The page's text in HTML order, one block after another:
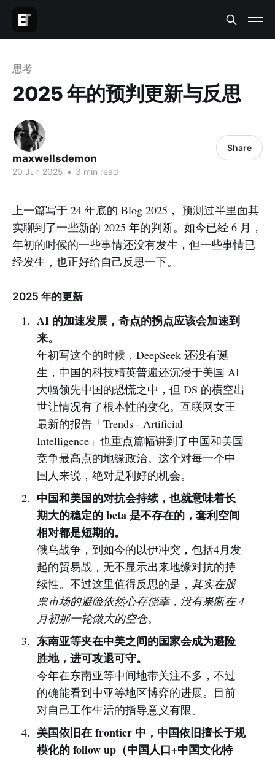
思考
2025 年的预判更新与反思
maxwellsdemon
20 Jun 2025 • 3 min read
Share
上一篇写于 24 年底的 Blog 2025， 预测过半里面其
实聊到了一些新的 2025 年的判断。如今已经 6 月，
年初的时候的一些事情还没有发生，但一些事情已
经发生，也正好给自己反思一下。
2025 年的更新
AI 的加速发展，奇点的拐点应该会加速到
来。
年初写这个的时候，DeepSeek 还没有诞
生，中国的科技精英普遍还沉浸于美国 AI
大幅领先中国的恐慌之中，但 DS 的横空出
世让情况有了根本性的变化。互联网女王
最新的报告「Trends - Artificial
Intelligence」也重点篇幅讲到了中国和美国
竞争最高点的地缘政治。这个对每一个中
国人来说，绝对是利好的机会。
中国和美国的对抗会持续，也就意味着长
期大的稳定的 beta 是不存在的，套利空间
相对都是短期的。
俄乌战争，到如今的以伊冲突，包括4月发
起的贸易战，无不显示出来地缘对抗的持
续性。不过这里值得反思的是， 其实在股
票市场的避险依然心存侥幸，没有果断在 4
月初那一轮做大的空仓。
东南亚等夹在中美之间的国家会成为避险
胜地，进可攻退可守。
今年在东南亚等中间地带关注不多，不过
的确能看到中亚等地区博弈的进展。目前
对自己工作生活的指导意义有限。
美国依旧在 frontier 中，中国依旧擅长于规
模化的 follow up（中国人口+中国文化特